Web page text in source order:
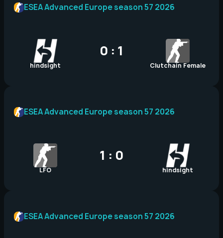
hindsight
0 : 1
Clutchain Female
ESEA Advanced Europe season 57 2026
LFO
1 : 0
hindsight
ESEA Advanced Europe season 57 2026
ESEA Advanced Europe season 57 2026